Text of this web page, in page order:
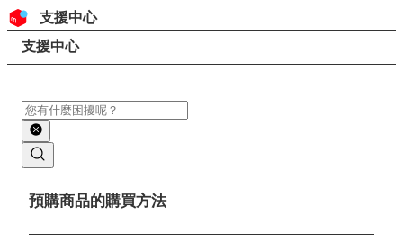
跳至內容
頁首支援中心
搜尋
頁面路徑
支援中心
搜尋
主要內容
預購商品的購買方法